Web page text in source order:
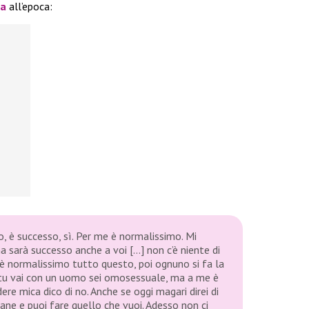
all’epoca:
è successo, sì. Per me è normalissimo. Mi
successo anche a voi […] non c’è niente di
normalissimo tutto questo, poi ognuno si fa la
vai con un uomo sei omosessuale, ma a me è
mica dico di no. Anche se oggi magari direi di
e puoi fare quello che vuoi. Adesso non ci